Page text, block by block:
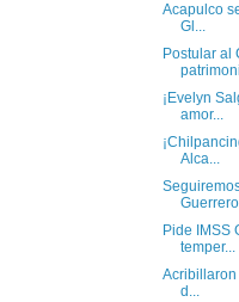
Acapulco
Gl...
Postular al
¡Evelyn
amor...
Alca...
Pide IMSS
temper...
d...